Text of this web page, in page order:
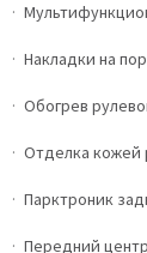
Накладки на
Обогрев
Отделка кожей
Парктроник
Передний